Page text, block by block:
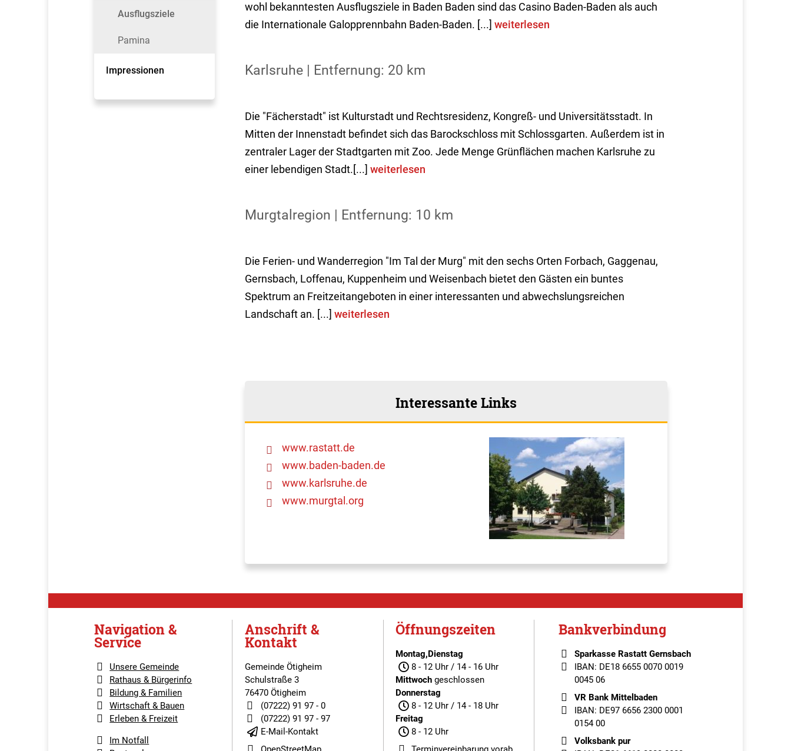
Ausflugsziele
Pamina
Impressionen
wohl bekanntesten Ausflugsziele in Baden Baden sind das Casino Baden-Baden als auch
die Internationale Galopprennbahn Baden-Baden. [...] weiterlesen
Karlsruhe | Entfernung: 20 km
Die "Fächerstadt" ist Kulturstadt und Rechtsresidenz, Kongreß- und Universitätsstadt. In
Mitten der Innenstadt befindet sich das Barockschloss mit Schlossgarten. Außerdem ist in
zentraler Lager der Stadtgarten mit Zoo. Jede Menge Grünflächen machen Karlsruhe zu
einer lebendigen Stadt.[...] weiterlesen
Murgtalregion | Entfernung: 10 km
Die Ferien- und Wanderregion "Im Tal der Murg" mit den sechs Orten Forbach, Gaggenau,
Gernsbach, Loffenau, Kuppenheim und Weisenbach bietet den Gästen ein buntes
Spektrum an Freitzeitangeboten in einer interessanten und abwechslungsreichen
Landschaft an. [...] weiterlesen
Interessante Links
www.rastatt.de
www.baden-baden.de
www.karlsruhe.de
www.murgtal.org
Navigation &
Service
Unsere Gemeinde
Rathaus & Bürgerinfo
Bildung & Familien
Wirtschaft & Bauen
Erleben & Freizeit
Im Notfall
Anschrift &
Kontakt
Gemeinde Ötigheim
Schulstraße 3
76470 Ötigheim
(07222) 91 97 - 0
(07222) 91 97 - 97
E-Mail-Kontakt
Öffnungszeiten
Montag,Dienstag
8 - 12 Uhr / 14 - 16 Uhr
Mittwoch geschlossen
Donnerstag
8 - 12 Uhr / 14 - 18 Uhr
Freitag
8 - 12 Uhr
Bankverbindung
Sparkasse Rastatt Gernsbach
IBAN: DE18 6655 0070 0019
0045 06
VR Bank Mittelbaden
IBAN: DE97 6656 2300 0001
0154 00
Volksbank pur